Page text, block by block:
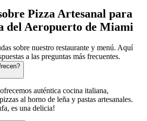
Pizza Artesanal para
del Aeropuerto de Miami
sobre nuestro restaurante y menú. Aquí
a las preguntas más frecuentes.
auténtica cocina italiana,
al horno de leña y pastas artesanales.
es una delicia!